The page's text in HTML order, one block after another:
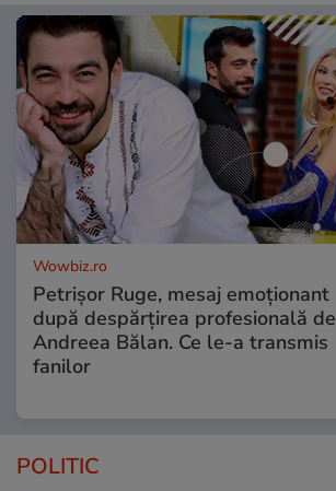
Wowbiz.ro
Petrișor Ruge, mesaj emoționant
după despărțirea profesională de
Andreea Bălan. Ce le-a transmis
fanilor
POLITIC